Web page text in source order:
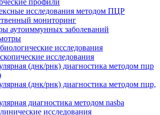
профили
исследования методом ПЦР
мониторинг
аутоиммунных заболеваний
исследования
исследования
(днк/рнк) диагностика методом пцр
(днк/рнк) диагностика методом пцр,
диагностика методом nasba
исследования